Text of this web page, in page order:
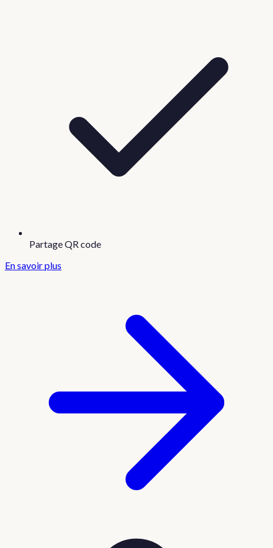
Partage QR code
En savoir plus